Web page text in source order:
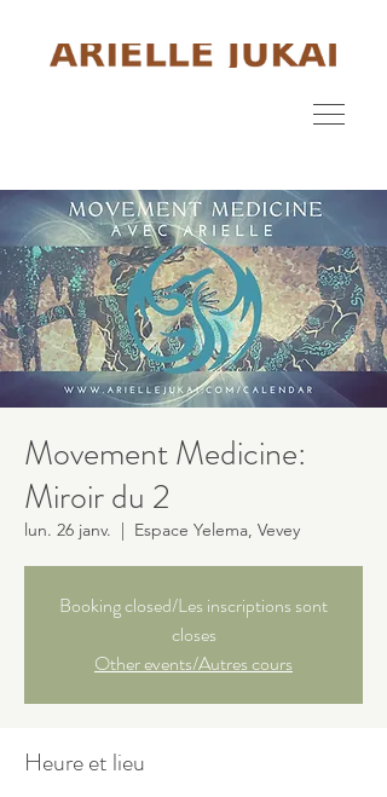
Movement Medicine:
Miroir du 2
lun. 26 janv.
  |
Espace Yelema, Vevey
Booking closed/Les inscriptions sont
closes
Other events/Autres cours
Heure et lieu